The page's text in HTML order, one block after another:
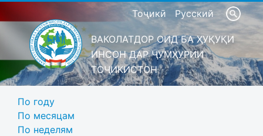
Тоҷикӣ Русский
ВАКОЛАТДОР ОИД БА ҲУҚУҚИ
ИНСОН ДАР ҶУМҲУРИИ
ТОҶИКИСТОН
По году
По месяцам
По неделям